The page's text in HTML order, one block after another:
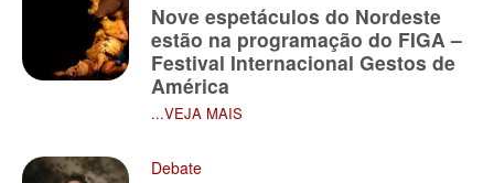
Nove espetáculos do Nordeste
estão na programação do FIGA –
Festival Internacional Gestos de
América
...VEJA MAIS
Debate